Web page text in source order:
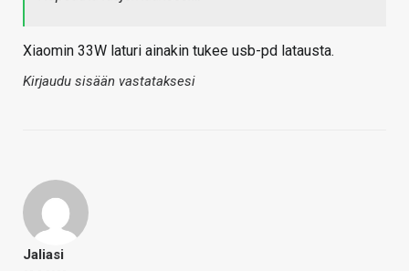
Xiaomin 33W laturi ainakin tukee usb-pd latausta.
Kirjaudu sisään vastataksesi
Jaliasi